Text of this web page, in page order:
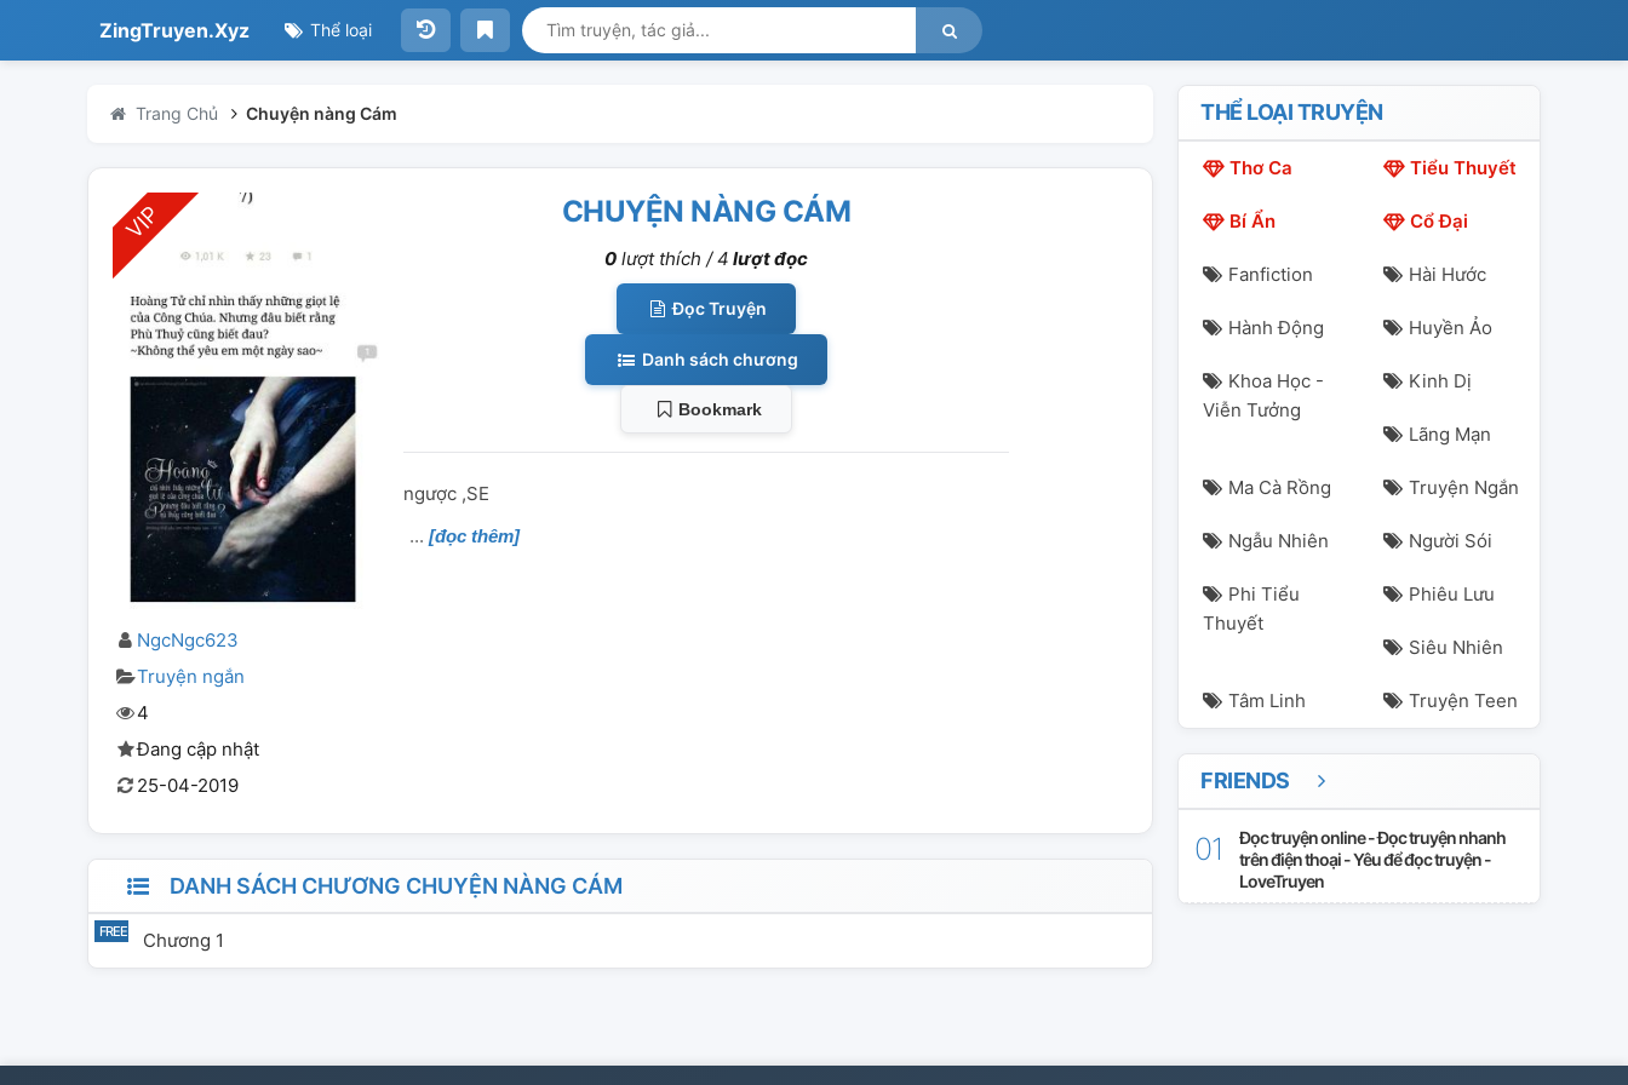
ZingTruyen.Xyz Thể loại
Trang Chủ Chuyện nàng Cám
NgcNgc623
Truyện ngắn
4
Đang cập nhật
25-04-2019
CHUYỆN NÀNG CÁM
0 lượt thích /4 lượt đọc
Đọc Truyện
Danh sách chương
Bookmark
ngược ,SE
[đọc thêm]
DANH SÁCH CHƯƠNG CHUYỆN NÀNG CÁM
Chương 1
THỂ LOẠI TRUYỆN
Thơ Ca Tiểu Thuyết
Bí Ẩn Cổ Đại
Fanfiction Hài Hước
Hành Động Huyền Ảo
Khoa Học -
Viễn Tưởng
Kinh Dị
Lãng Mạn
Ma Cà Rồng Truyện Ngắn
Ngẫu Nhiên Người Sói
Phi Tiểu
Thuyết
Phiêu Lưu
Siêu Nhiên
Tâm Linh Truyện Teen
FRIENDS
Đọc truyện online - Đọc truyện nhanh
trên điện thoại - Yêu để đọc truyện -
LoveTruyen